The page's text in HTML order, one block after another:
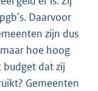
Daarvoor
zijn dus
hoe hoog
budget dat zij
Gemeenten